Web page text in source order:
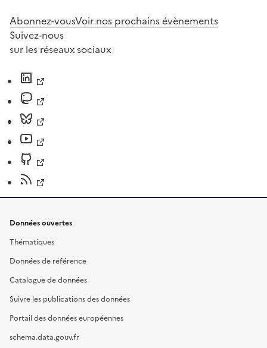
Abonnez-vousVoir nos prochains évènements
Suivez-nous
sur les réseaux sociaux
Données ouvertes
Thématiques
Données de référence
Catalogue de données
Suivre les publications des données
Portail des données européennes
schema.data.gouv.fr